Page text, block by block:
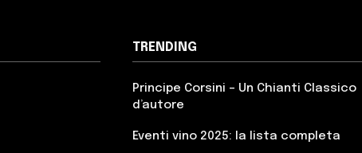
TRENDING
Principe Corsini – Un Chianti Classico
d’autore
Eventi vino 2025: la lista completa